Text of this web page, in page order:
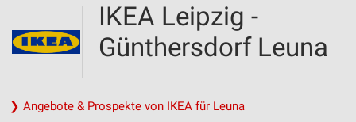
IKEA Leipzig -
Günthersdorf Leuna
❯ Angebote & Prospekte von IKEA für Leuna